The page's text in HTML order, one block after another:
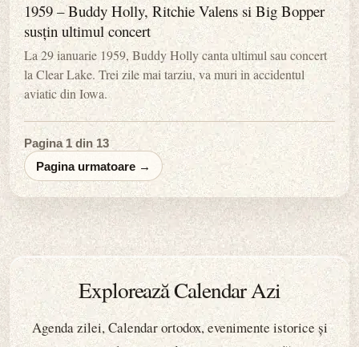
1959 – Buddy Holly, Ritchie Valens si Big Bopper
susțin ultimul concert
La 29 ianuarie 1959, Buddy Holly canta ultimul sau concert
la Clear Lake. Trei zile mai tarziu, va muri in accidentul
aviatic din Iowa.
Pagina 1 din 13
Pagina urmatoare →
Explorează Calendar Azi
Agenda zilei, Calendar ortodox, evenimente istorice și